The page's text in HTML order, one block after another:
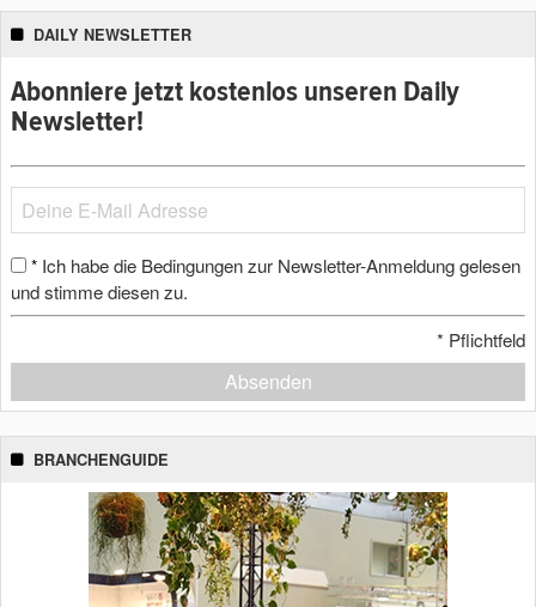
DAILY NEWSLETTER
Abonniere jetzt kostenlos unseren Daily
Newsletter!
* Ich habe die Bedingungen zur Newsletter-Anmeldung gelesen
und stimme diesen zu.
* Pflichtfeld
Absenden
BRANCHENGUIDE